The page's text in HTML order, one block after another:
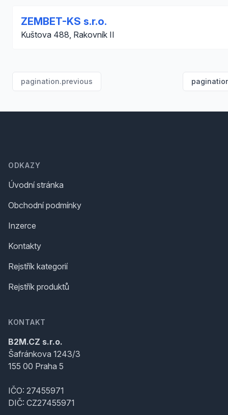
ZEMBET-KS s.r.o.
Kuštova 488, Rakovník II
pagination.previous
ODKAZY
Úvodní stránka
Obchodní podmínky
Inzerce
Kontakty
Rejstřík kategorií
Rejstřík produktů
KONTAKT
B2M.CZ s.r.o.
Šafránkova 1243/3
155 00 Praha 5
IČO: 27455971
DIČ: CZ27455971